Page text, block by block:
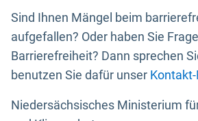
Sind Ihnen Mängel beim
aufgefallen? Oder haben Sie
Barrierefreiheit? Dann sprechen
benutzen Sie dafür unser
Niedersächsisches Ministerium